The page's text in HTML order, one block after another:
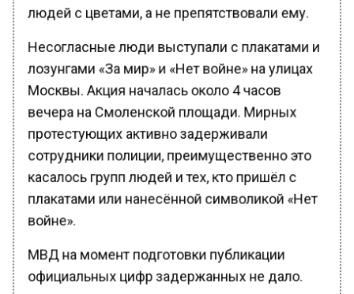
людей с цветами, а не препятствовали ему.
Несогласные люди выступали с плакатами и
лозунгами «За мир» и «Нет войне» на улицах
Москвы. Акция началась около 4 часов
вечера на Смоленской площади. Мирных
протестующих активно задерживали
сотрудники полиции, преимущественно это
касалось групп людей и тех, кто пришёл с
плакатами или нанесённой символикой «Нет
войне».
МВД на момент подготовки публикации
официальных цифр задержанных не дало.